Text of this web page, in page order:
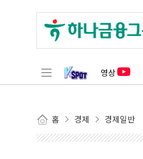
영상
홈 경제 경제일반